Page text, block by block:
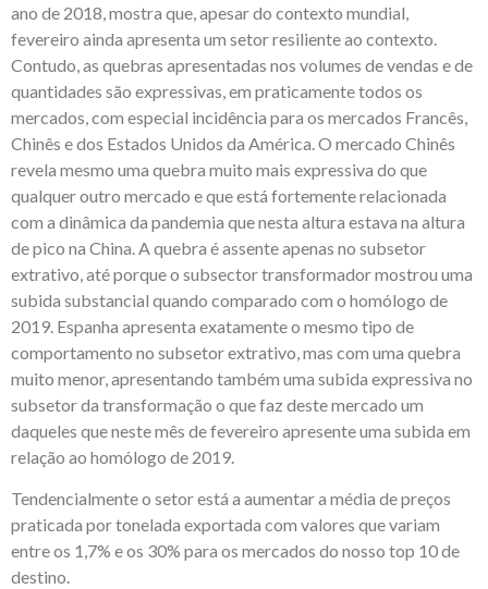
ano de 2018, mostra que, apesar do contexto mundial,
fevereiro ainda apresenta um setor resiliente ao contexto.
Contudo, as quebras apresentadas nos volumes de vendas e de
quantidades são expressivas, em praticamente todos os
mercados, com especial incidência para os mercados Francês,
Chinês e dos Estados Unidos da América. O mercado Chinês
revela mesmo uma quebra muito mais expressiva do que
qualquer outro mercado e que está fortemente relacionada
com a dinâmica da pandemia que nesta altura estava na altura
de pico na China. A quebra é assente apenas no subsetor
extrativo, até porque o subsector transformador mostrou uma
subida substancial quando comparado com o homólogo de
2019. Espanha apresenta exatamente o mesmo tipo de
comportamento no subsetor extrativo, mas com uma quebra
muito menor, apresentando também uma subida expressiva no
subsetor da transformação o que faz deste mercado um
daqueles que neste mês de fevereiro apresente uma subida em
relação ao homólogo de 2019.
Tendencialmente o setor está a aumentar a média de preços
praticada por tonelada exportada com valores que variam
entre os 1,7% e os 30% para os mercados do nosso top 10 de
destino.